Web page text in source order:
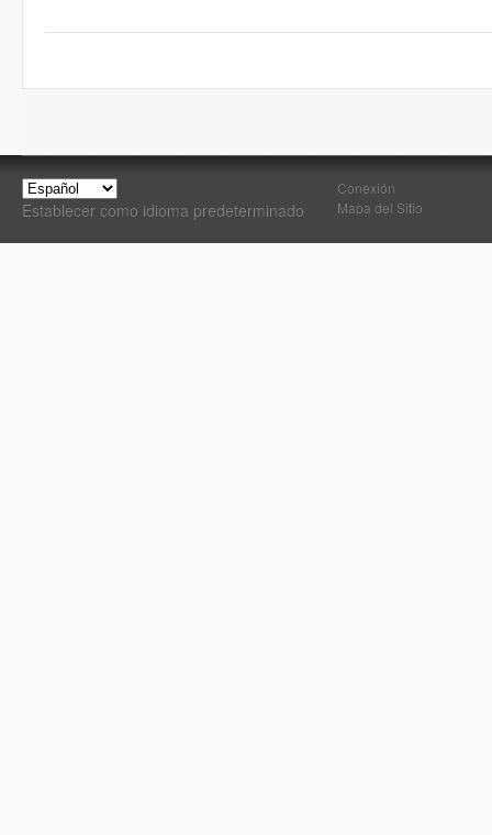
Establecer como idioma predeterminado
Conexión
Mapa del Sitio